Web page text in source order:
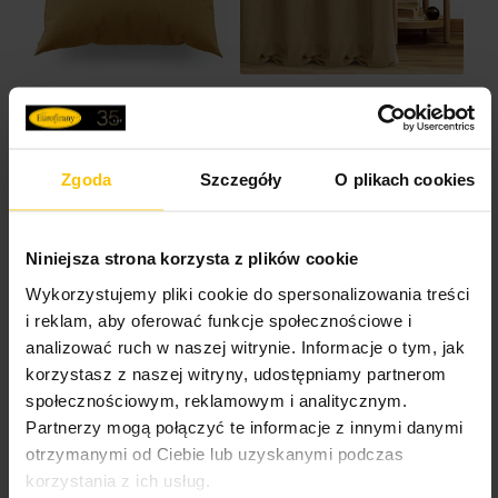
Zgoda Szczegóły O plikach cookies
Niniejsza strona korzysta z plików cookie
Wykorzystujemy pliki cookie do spersonalizowania treści
i reklam, aby oferować funkcje społecznościowe i
analizować ruch w naszej witrynie. Informacje o tym, jak
korzystasz z naszej witryny, udostępniamy partnerom
społecznościowym, reklamowym i analitycznym.
Partnerzy mogą połączyć te informacje z innymi danymi
otrzymanymi od Ciebie lub uzyskanymi podczas
korzystania z ich usług.
Poszewkę szytą na
wymiar
Zasłonę szytą na
Roletę szytą na
wymiar